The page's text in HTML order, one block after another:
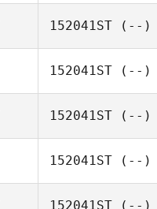
152041ST(--)
152041ST(--)
152041ST(--)
152041ST(--)
152041ST(--)